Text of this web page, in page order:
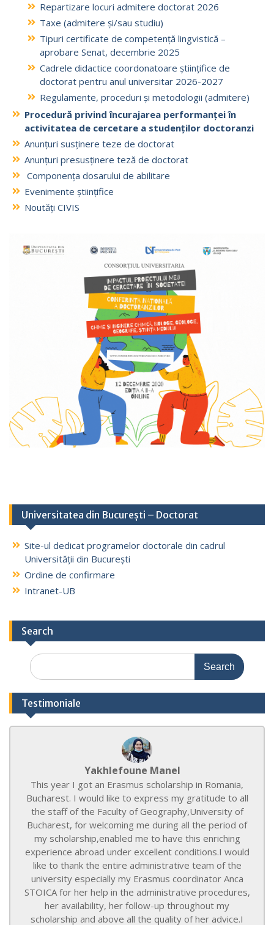
Repartizare locuri admitere doctorat 2026
Taxe (admitere și/sau studiu)
Tipuri certificate de competență lingvistică –
aprobare Senat, decembrie 2025
Cadrele didactice coordonatoare științifice de
doctorat pentru anul universitar 2026-2027
Regulamente, proceduri și metodologii (admitere)
Procedură privind încurajarea performanței în
activitatea de cercetare a studenților doctoranzi
Anunțuri susținere teze de doctorat
Anunțuri presusținere teză de doctorat
Componența dosarului de abilitare
Evenimente științifice
Noutăți CIVIS
Universitatea din București – Doctorat
Site-ul dedicat programelor doctorale din cadrul
Universității din București
Ordine de confirmare
Intranet-UB
Search
Search
for:
Testimoniale
Yakhlefoune Manel
This year I got an Erasmus scholarship in Romania,
Bucharest. I would like to express my gratitude to all
the staff of the Faculty of Geography,University of
Bucharest, for welcoming me during all the period of
my scholarship,enabled me to have this enriching
experience abroad under excellent conditions.I would
like to thank the entire administrative team of the
university especially my Erasmus coordinator Anca
STOICA for her help in the administrative procedures,
her availability, her follow-up throughout my
scholarship and above all the quality of her advice.I